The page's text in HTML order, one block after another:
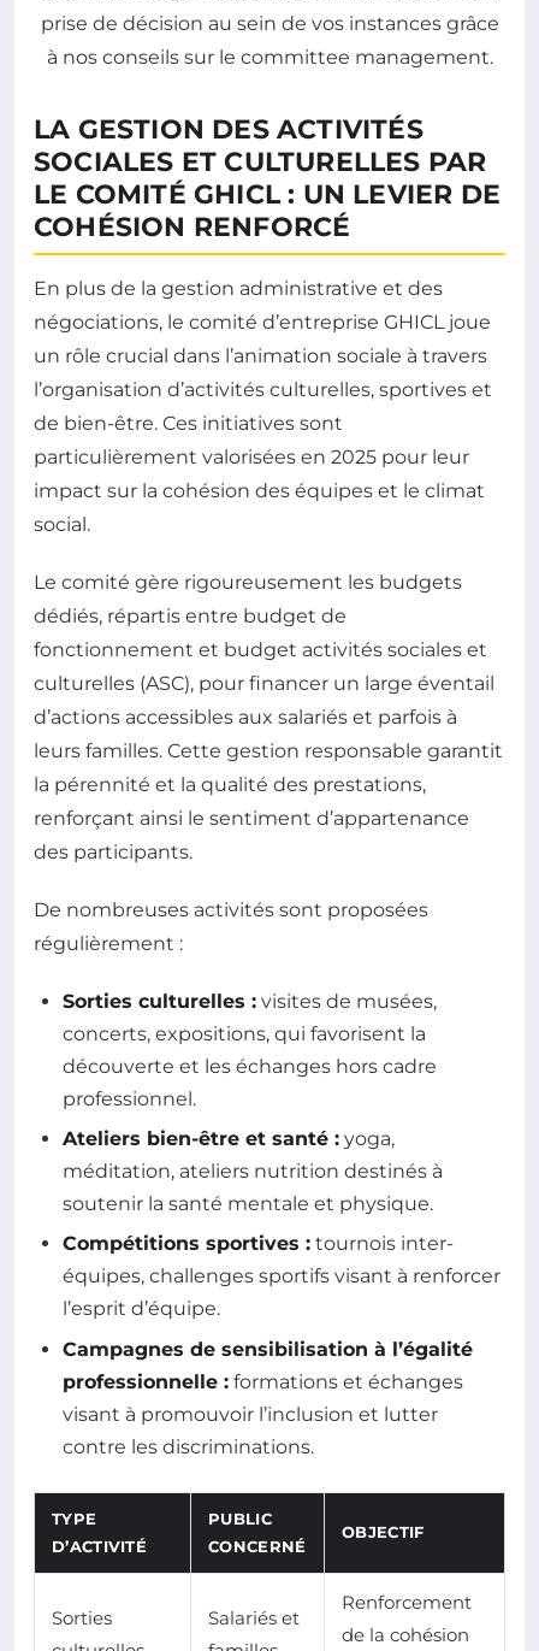
LA GESTION DES ACTIVITÉS
SOCIALES ET CULTURELLES PAR
LE COMITÉ GHICL : UN LEVIER DE
COHÉSION RENFORCÉ
En plus de la gestion administrative et des
négociations, le comité d’entreprise GHICL joue
un rôle crucial dans l’animation sociale à travers
l’organisation d’activités culturelles, sportives et
de bien-être. Ces initiatives sont
particulièrement valorisées en 2025 pour leur
impact sur la cohésion des équipes et le climat
social.
Le comité gère rigoureusement les budgets
dédiés, répartis entre budget de
fonctionnement et budget activités sociales et
culturelles (ASC), pour financer un large éventail
d’actions accessibles aux salariés et parfois à
leurs familles. Cette gestion responsable garantit
la pérennité et la qualité des prestations,
renforçant ainsi le sentiment d’appartenance
des participants.
De nombreuses activités sont proposées
régulièrement :
Sorties culturelles : visites de musées,
concerts, expositions, qui favorisent la
découverte et les échanges hors cadre
professionnel.
Ateliers bien-être et santé : yoga,
méditation, ateliers nutrition destinés à
soutenir la santé mentale et physique.
Compétitions sportives : tournois inter-
équipes, challenges sportifs visant à renforcer
l’esprit d’équipe.
Campagnes de sensibilisation à l’égalité
professionnelle : formations et échanges
visant à promouvoir l’inclusion et lutter
contre les discriminations.
TYPE
D’ACTIVITÉ
PUBLIC
CONCERNÉ
OBJECTIF
Sorties
Salariés et
Renforcement
de la cohésion